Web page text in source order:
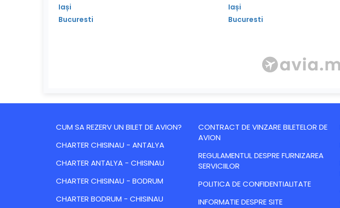
Iași
Bucuresti
Iași
Bucuresti
CUM SA REZERV UN BILET DE AVION?
CHARTER CHISINAU - ANTALYA
CHARTER ANTALYA - CHISINAU
CHARTER CHISINAU - BODRUM
CHARTER BODRUM - CHISINAU
CONTRACT DE VINZARE BILETELOR DE
AVION
REGULAMENTUL DESPRE FURNIZAREA
SERVICIILOR
POLITICA DE CONFIDENTIALITATE
INFORMATIE DESPRE SITE